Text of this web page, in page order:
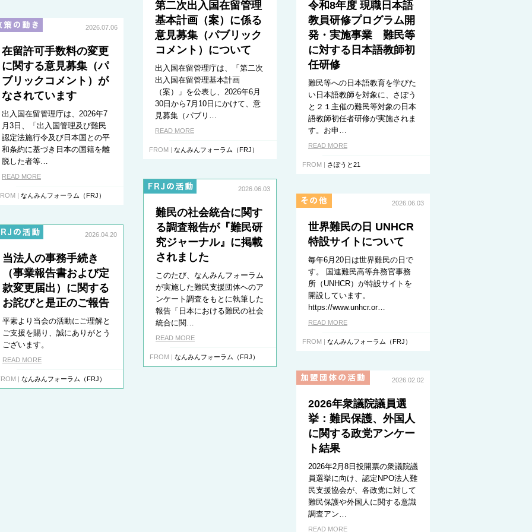
第二次出入国在留管理
基本計画（案）に係る
意見募集（パブリック
コメント）について
出入国在留管理庁は、「第二次
出入国在留管理基本計画
（案）」を公表し、2026年6月
30日から7月10日にかけて、意
見募集（パブリ…
READ MORE
FROM | なんみんフォーラム（FRJ）
令和8年度 現職日本語
教員研修プログラム開
発・実施事業 難民等
に対する日本語教師初
任研修
難民等への日本語教育を学びた
い日本語教師を対象に、さぽう
と２１主催の難民等対象の日本
語教師初任者研修が実施されま
す。お申…
READ MORE
FROM | さぽうと21
2026.07.06
在留許可手数料の変更
に関する意見募集（パ
ブリックコメント）が
なされています
出入国在留管理庁は、2026年7
月3日、「出入国管理及び難民
認定法施行令及び日本国との平
和条約に基づき日本の国籍を離
脱した者等…
READ MORE
| なんみんフォーラム（FRJ）
2026.06.03
難民の社会統合に関す
る調査報告が『難民研
究ジャーナル』に掲載
されました
このたび、なんみんフォーラム
が実施した難民支援団体へのア
ンケート調査をもとに執筆した
報告「日本における難民の社会
統合に関…
READ MORE
FROM | なんみんフォーラム（FRJ）
2026.06.03
世界難民の日 UNHCR
特設サイトについて
毎年6月20日は世界難民の日で
す。 国連難民高等弁務官事務
所（UNHCR）が特設サイトを
開設しています。
https://www.unhcr.or…
READ MORE
FROM | なんみんフォーラム（FRJ）
2026.04.20
当法人の事務手続き
（事業報告書および定
款変更届出）に関する
お詫びと是正のご報告
平素より当会の活動にご理解と
ご支援を賜り、誠にありがとう
ございます。
READ MORE
| なんみんフォーラム（FRJ） 2026.02.02
2026年衆議院議員選
挙：難民保護、外国人
に関する政党アンケー
ト結果
2026年2月8日投開票の衆議院議
員選挙に向け、認定NPO法人難
民支援協会が、各政党に対して
難民保護や外国人に関する意識
調査アン…
READ MORE